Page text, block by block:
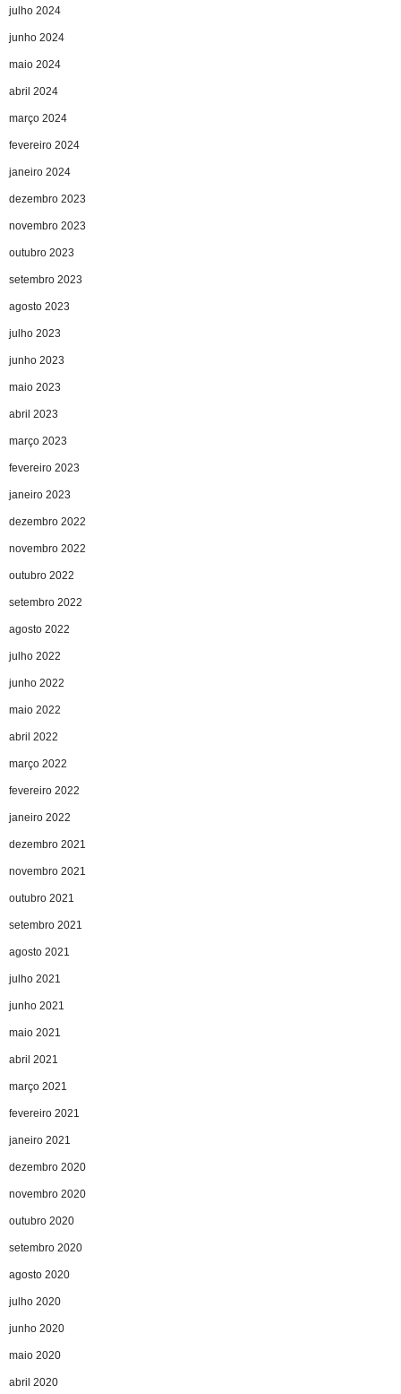
julho 2024
junho 2024
maio 2024
abril 2024
março 2024
fevereiro 2024
janeiro 2024
dezembro 2023
novembro 2023
outubro 2023
setembro 2023
agosto 2023
julho 2023
junho 2023
maio 2023
abril 2023
março 2023
fevereiro 2023
janeiro 2023
dezembro 2022
novembro 2022
outubro 2022
setembro 2022
agosto 2022
julho 2022
junho 2022
maio 2022
abril 2022
março 2022
fevereiro 2022
janeiro 2022
dezembro 2021
novembro 2021
outubro 2021
setembro 2021
agosto 2021
julho 2021
junho 2021
maio 2021
abril 2021
março 2021
fevereiro 2021
janeiro 2021
dezembro 2020
novembro 2020
outubro 2020
setembro 2020
agosto 2020
julho 2020
junho 2020
maio 2020
abril 2020